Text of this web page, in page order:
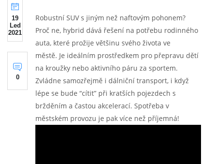
19
Led
2021
0
Robustní SUV s jiným než naftovým pohonem?
Proč ne, hybrid dává řešení na potřebu rodinného
auta, které prožije většinu svého života ve
městě. Je ideálním prostředkem pro přepravu dětí
na kroužky nebo aktivního páru za sportem.
Zvládne samozřejmě i dálniční transport, i když
lépe se bude “cítit” při kratších pojezdech s
bržděním a častou akcelerací. Spotřeba v
městském provozu je pak více než příjemná!